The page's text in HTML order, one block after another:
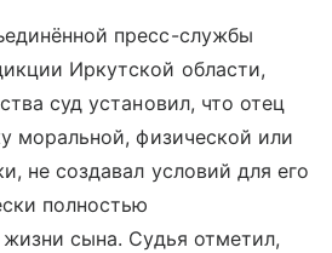
пресс-службы
Иркутской области,
суд установил, что отец
моральной, физической или
не создавал условий для его
полностью
сына. Судья отметил,